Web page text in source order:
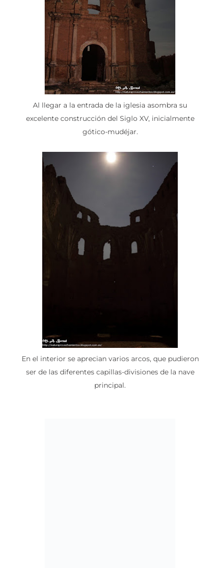
Al llegar a la entrada de la iglesia asombra su
excelente construcción del Siglo XV, inicialmente
gótico-mudéjar.
En el interior se aprecian varios arcos, que pudieron
ser de las diferentes capillas-divisiones de la nave
principal.